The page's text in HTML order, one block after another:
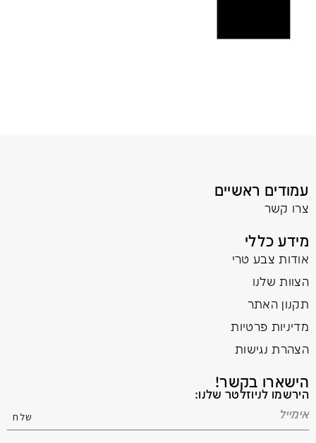
עמודים ראשיים
צרו קשר
מידע כללי
אודות צבע טרי
הצוות שלנו
תקנון האתר
מדיניות פרטיות
הצהרת נגישות
הישארו בקשר!
הירשמו לניוזלטר שלנו: